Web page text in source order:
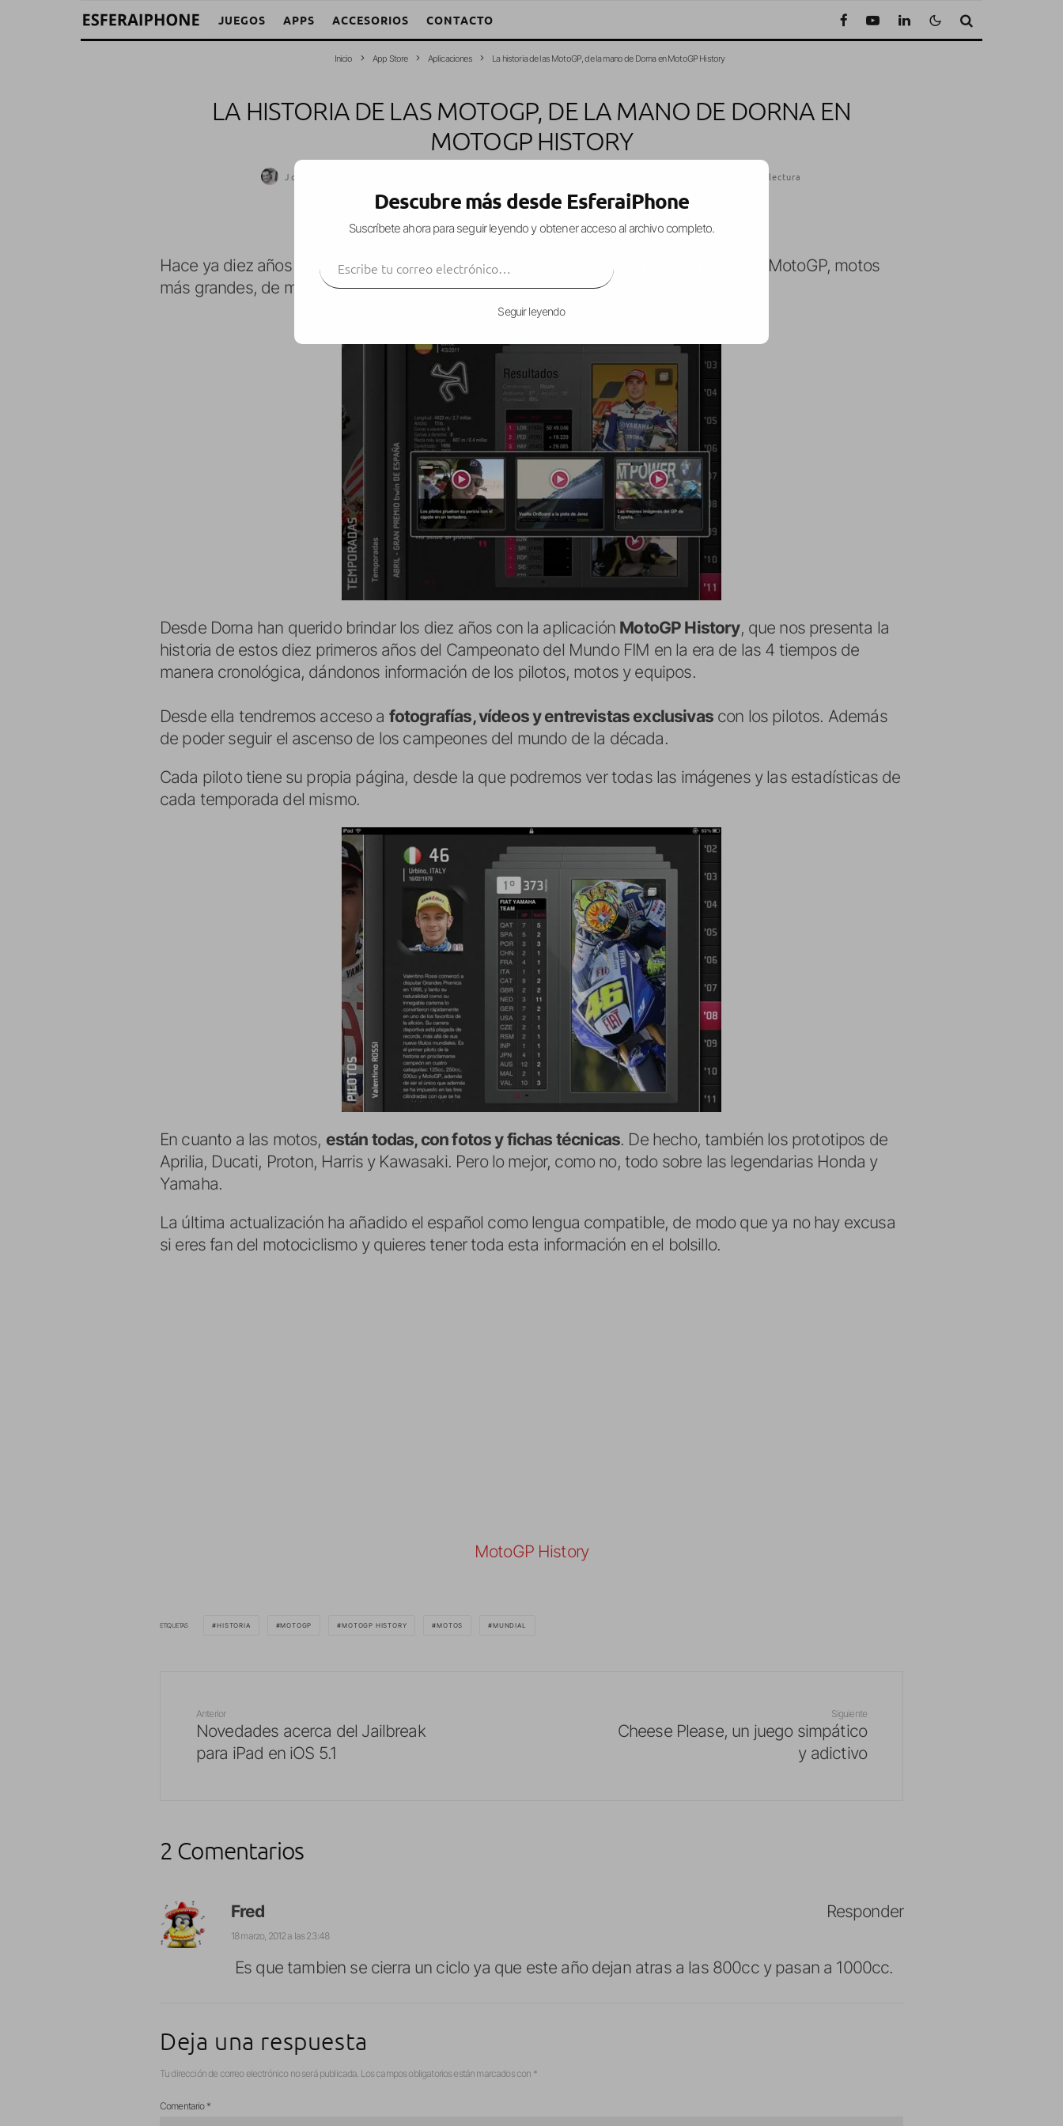
JUEGOS APPS ACCESORIOS CONTACTO
Inicio App Store Aplicaciones La historia de las MotoGP, de la mano de Dorna en MotoGP History
LA HISTORIA DE LAS MOTOGP, DE LA MANO DE DORNA EN
MOTOGP HISTORY
Jose A. Segura 1 Minuto de lectura
Hace ya diez años que el Mundial de Motos abandonó las 500cc para dar paso a las MotoGP, motos
más grandes, de más cilindrada y la mayor diferencia, motores de 4 tiempos.
Desde Dorna han querido brindar los diez años con la aplicación MotoGP History, que nos presenta la
historia de estos diez primeros años del Campeonato del Mundo FIM en la era de las 4 tiempos de
manera cronológica, dándonos información de los pilotos, motos y equipos.
Desde ella tendremos acceso a fotografías, vídeos y entrevistas exclusivascon los pilotos. Además
de poder seguir el ascenso de los campeones del mundo de la década.
Cada piloto tiene su propia página, desde la que podremos ver todas las imágenes y las estadísticas de
cada temporada del mismo.
En cuanto a las motos, están todas, con fotos y fichas técnicas. De hecho, también los prototipos de
Aprilia, Ducati, Proton, Harris y Kawasaki. Pero lo mejor, como no, todo sobre las legendarias Honda y
Yamaha.
La última actualización ha añadido el español como lengua compatible, de modo que ya no hay excusa
si eres fan del motociclismo y quieres tener toda esta información en el bolsillo.
MotoGP History
ETIQUETAS HISTORIA MOTOGP MOTOGP HISTORY MOTOS MUNDIAL
Anterior
Novedades acerca del Jailbreak
para iPad en iOS 5.1
Siguiente
Cheese Please, un juego simpático
y adictivo
2 Comentarios
Fred
18 marzo, 2012 a las 23:48
Es que tambien se cierra un ciclo ya que este año dejan atras a las 800cc y pasan a 1000cc.
Responder
Deja una respuesta
Tu dirección de correo electrónico no será publicada. Los campos obligatorios están marcados con *
Comentario *
Descubre más desde EsferaiPhone
Suscríbete ahora para seguir leyendo y obtener acceso al archivo completo.
Seguir leyendo